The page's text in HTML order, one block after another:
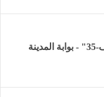
تحطم مقاتلة أميركية من طراز "إف-35" - بوابة المدينة